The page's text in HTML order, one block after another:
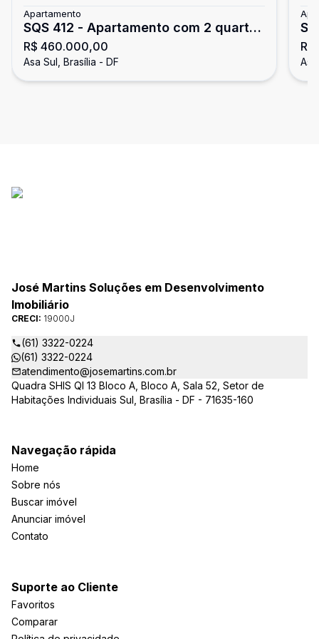
Apartamento
SQS 412 - Apartamento com 2 quartos
- de canto - à vista - Asa Sul
R$ 460.000,00
Asa Sul, Brasília - DF
José Martins Soluções em Desenvolvimento
Imobiliário
CRECI: 19000J
(61) 3322-0224
(61) 3322-0224
atendimento@josemartins.com.br
Quadra SHIS QI 13 Bloco A, Bloco A, Sala 52, Setor de
Habitações Individuais Sul, Brasília - DF - 71635-160
Navegação rápida
Home
Sobre nós
Buscar imóvel
Anunciar imóvel
Contato
Suporte ao Cliente
Favoritos
Comparar